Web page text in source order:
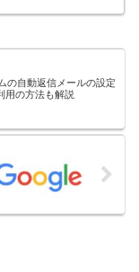
受信の設定ができま
の自動返信メールの設定
用の方法も解説